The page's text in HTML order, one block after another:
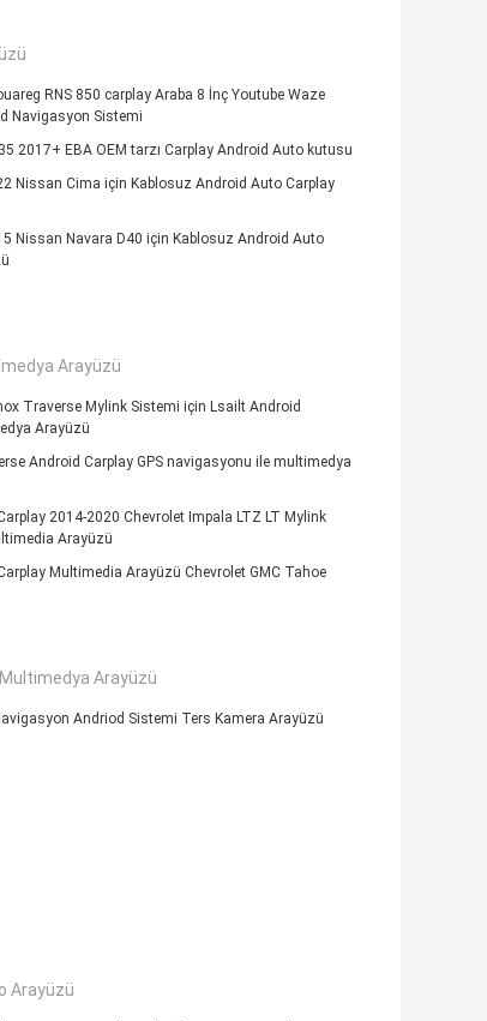
RNS 850 carplay Araba 8 İnç Youtube Waze
Navigasyon Sistemi
2017+ EBA OEM tarzı Carplay Android Auto kutusu
Nissan Cima için Kablosuz Android Auto Carplay
Nissan Navara D40 için Kablosuz Android Auto
Arayüzü
Traverse Mylink Sistemi için Lsailt Android
Arayüzü
Android Carplay GPS navigasyonu ile multimedya
2014-2020 Chevrolet Impala LTZ LT Mylink
Arayüzü
Multimedia Arayüzü Chevrolet GMC Tahoe
Arayüzü
Andriod Sistemi Ters Kamera Arayüzü
Arayüzü